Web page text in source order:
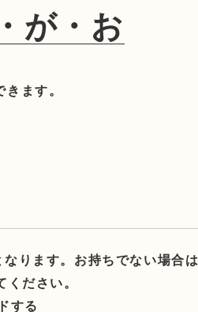
が・お
ます。
ります。お持ちでない場合
ださい。
する